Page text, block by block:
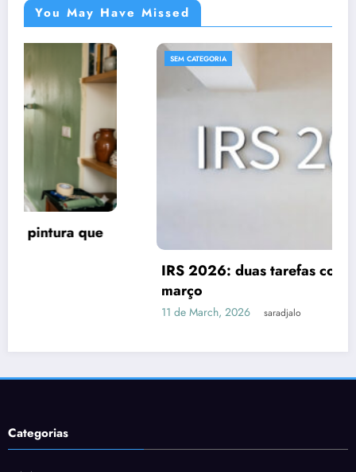
You May Have Missed
SEM CATEGORIA
IRS 2026: duas tarefas com prazo até 31 de
saradjalo
Categorias